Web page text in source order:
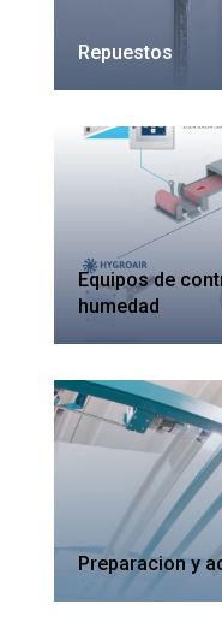
Repuestos
Equipos de
humedad
Preparacion y